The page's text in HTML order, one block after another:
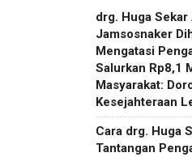
drg. Huga
Jamsosnaker
Mengatasi
Salurkan Rp8,1
Masyarakat:
Kesejahteraan
Cara drg. Huga
Tantangan